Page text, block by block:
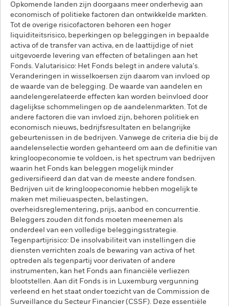
Opkomende landen zijn doorgaans meer onderhevig aan
economisch of politieke factoren dan ontwikkelde markten.
Tot de overige risicofactoren behoren een hoger
liquiditeitsrisico, beperkingen op beleggingen in bepaalde
activa of de transfer van activa, en de laattijdige of niet
uitgevoerde levering van effecten of betalingen aan het
Fonds. Valutarisico: Het Fonds belegt in andere valuta's.
Veranderingen in wisselkoersen zijn daarom van invloed op
de waarde van de belegging. De waarde van aandelen en
aandelengerelateerde effecten kan worden beïnvloed door
dagelijkse schommelingen op de aandelenmarkten. Tot de
andere factoren die van invloed zijn, behoren politiek en
economisch nieuws, bedrijfsresultaten en belangrijke
gebeurtenissen in de bedrijven. Vanwege de criteria die bij de
aandelenselectie worden gehanteerd om aan de definitie van
kringloopeconomie te voldoen, is het spectrum van bedrijven
waarin het Fonds kan beleggen mogelijk minder
gediversifieerd dan dat van de meeste andere fondsen.
Bedrijven uit de kringloopeconomie hebben mogelijk te
maken met milieuaspecten, belastingen,
overheidsreglementering, prijs, aanbod en concurrentie.
Beleggers zouden dit fonds moeten meenemen als
onderdeel van een volledige beleggingsstrategie.
Tegenpartijrisico: De insolvabiliteit van instellingen die
diensten verrichten zoals de bewaring van activa of het
optreden als tegenpartij voor derivaten of andere
instrumenten, kan het Fonds aan financiële verliezen
blootstellen. Aan dit Fonds is in Luxemburg vergunning
verleend en het staat onder toezicht van de Commission de
Surveillance du Secteur Financier (CSSF). Deze essentiële